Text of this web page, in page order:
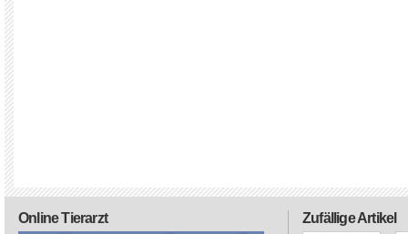
Zufällige Artikel
Online Tierarzt